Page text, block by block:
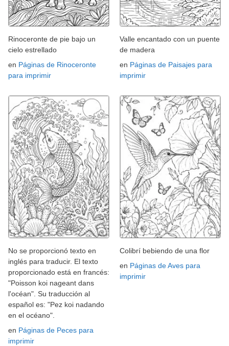
Rinoceronte de pie bajo un
cielo estrellado
en Páginas de Rinoceronte
para imprimir
Valle encantado con un puente
de madera
en Páginas de Paisajes para
imprimir
No se proporcionó texto en
inglés para traducir. El texto
proporcionado está en francés:
"Poisson koi nageant dans
l'océan". Su traducción al
español es: "Pez koi nadando
en el océano".
en Páginas de Peces para
imprimir
Colibrí bebiendo de una flor
en Páginas de Aves para
imprimir